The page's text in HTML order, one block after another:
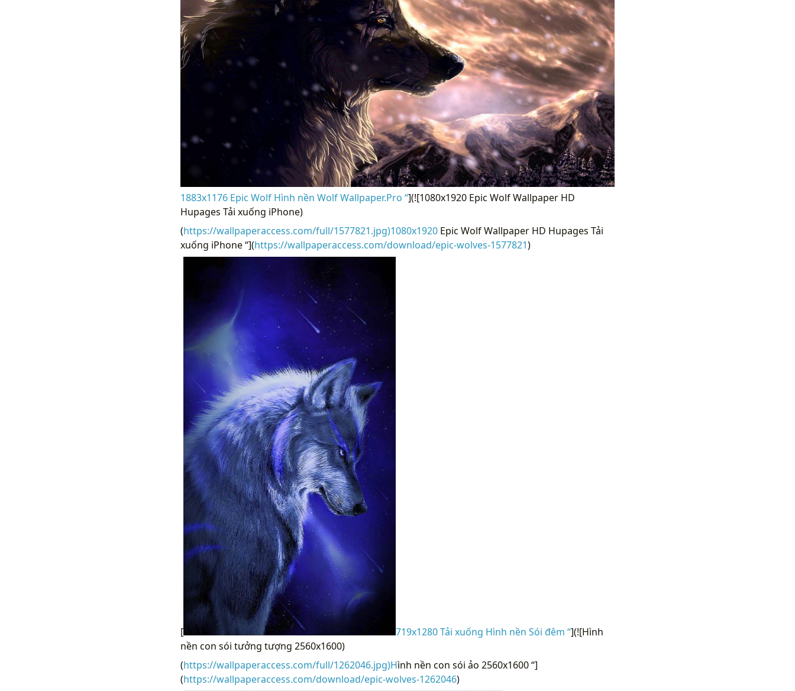
1883x1176 Epic Wolf Hình nền Wolf Wallpaper.Pro “](![1080x1920 Epic Wolf Wallpaper HD
Hupages Tải xuống iPhone)
(https://wallpaperaccess.com/full/1577821.jpg)1080x1920Epic Wolf Wallpaper HD Hupages Tải
xuống iPhone “](https://wallpaperaccess.com/download/epic-wolves-1577821)
[ 719x1280 Tải xuống Hình nền Sói đêm “](![Hình
nền con sói tưởng tượng 2560x1600)
(https://wallpaperaccess.com/full/1262046.jpg)Hình nền con sói ảo 2560x1600 “]
(https://wallpaperaccess.com/download/epic-wolves-1262046)